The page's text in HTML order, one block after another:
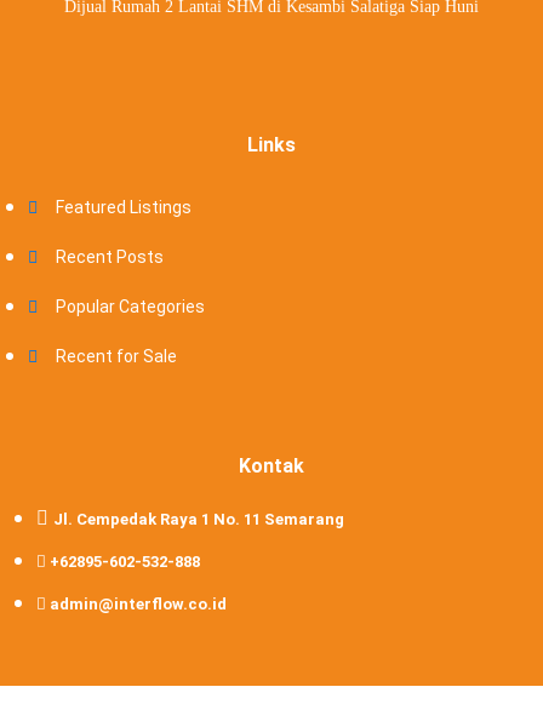
Dijual Rumah 2 Lantai SHM di Kesambi Salatiga Siap Huni
Links
Featured Listings
Recent Posts
Popular Categories
Recent for Sale
Kontak
Jl. Cempedak Raya 1 No. 11 Semarang
+62895-602-532-888
admin@interflow.co.id